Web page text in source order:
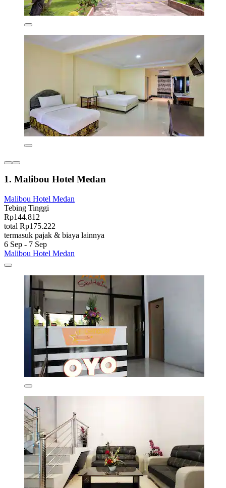
1. Malibou Hotel Medan
Malibou Hotel Medan
Tebing Tinggi
Rp144.812
total Rp175.222
termasuk pajak & biaya lainnya
6 Sep - 7 Sep
Malibou Hotel Medan